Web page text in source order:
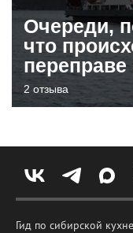
Очереди,
что
2 отзыва
Гид по сибирской кухне